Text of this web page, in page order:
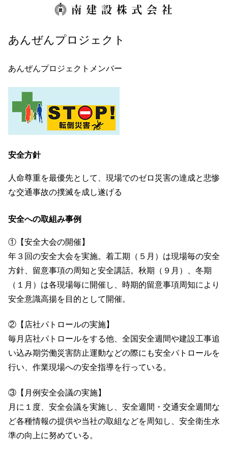
あんぜんプロジェクト
あんぜんプロジェクトメンバー
安全方針
人命尊重を最優先として、現場でのゼロ災害の達成と悲惨
な交通事故の撲滅を成し遂げる
安全への取組み事例
①【安全大会の開催】
年３回の安全大会を実施。着工期（５月）は現場毎の安全
方針、留意事項の周知と安全講話。秋期（９月）、冬期
（１月）は各現場毎に開催し、時期的留意事項周知により
安全意識高揚を目的として開催。
②【店社パトロールの実施】
毎月店社パトロールをする他、全国安全週間や建設工事追
い込み期労働災害防止運動などの際にも安全パトロールを
行い、作業現場への安全指導を行っている。
③【月例安全会議の実施】
月に１度、安全会議を実施し、安全週間・交通安全週間な
ど各種情報の提供や当社の取組などを周知し、安全衛生水
準の向上に努めている。